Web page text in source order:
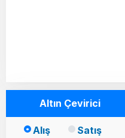
Altın Çevirici
Alış Satış